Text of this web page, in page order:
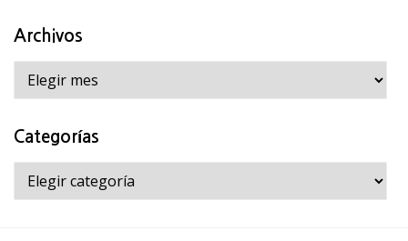
Archivos
Archivos
Categorías
Categorías